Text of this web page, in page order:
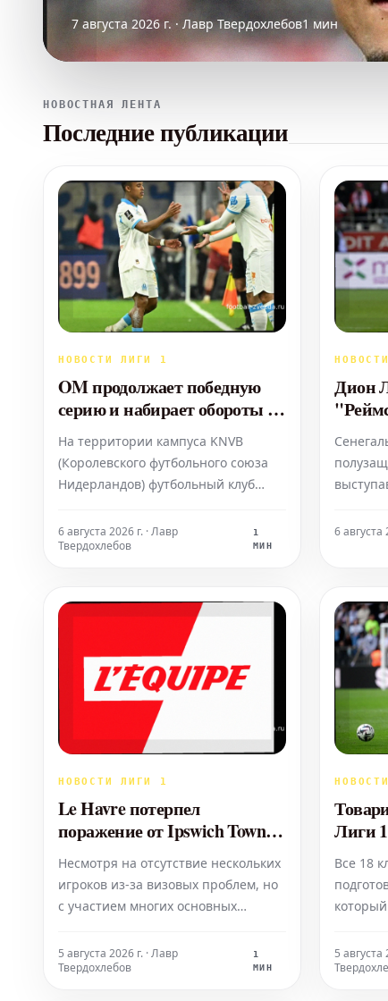
7 августа 2026 г. · Лавр Твердохлебов1 мин
НОВОСТНАЯ ЛЕНТА
Последние публикации
НОВОСТИ ЛИГИ 1
OM продолжает победную
серию и набирает обороты в
предсезонке, уверенно
обыграв Аль-Шаханию
На территории кампуса KNVB
(Королевского футбольного союза
Нидерландов) футбольный клуб
третью летнюю победу, уверенно
переиграв саудовский клуб «Аль-
Бруно Женесио продолжат
наращивать свою форму перед
возобновление
6 августа 2026 г. · Лавр
Твердохлебов
1
МИН
Дион
чем
с
6 августа
НОВОСТИ ЛИГИ 1
Le Havre потерпел
поражение от Ipswich Town в
товарищеском матче
Несмотря на отсутствие нескольких
игроков из-за визовых проблем, но
с участием многих основных
Havre потерпела поражение от
Ipswich Town со счетом 0-1.
5 августа 2026 г. · Лавр
Твердохлебов
1
МИН
Лиги
2026-
Все 18
который
летних
5 августа